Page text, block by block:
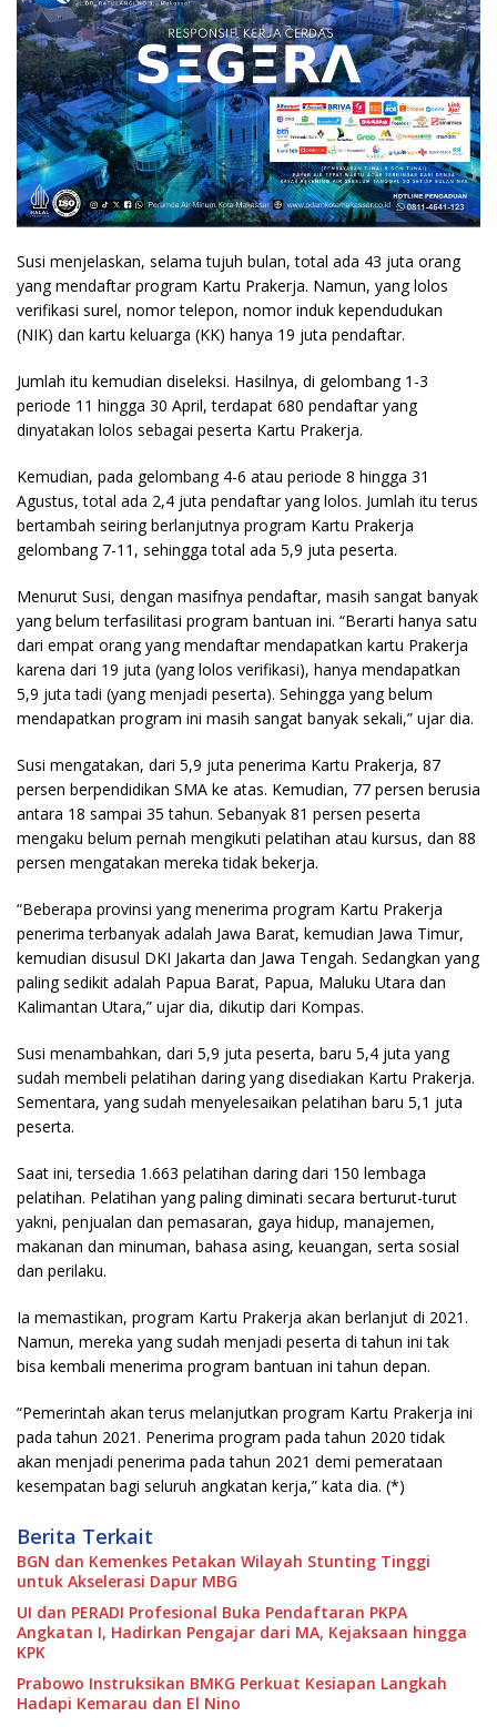
Susi menjelaskan, selama tujuh bulan, total ada 43 juta orang
yang mendaftar program Kartu Prakerja. Namun, yang lolos
verifikasi surel, nomor telepon, nomor induk kependudukan
(NIK) dan kartu keluarga (KK) hanya 19 juta pendaftar.
Jumlah itu kemudian diseleksi. Hasilnya, di gelombang 1-3
periode 11 hingga 30 April, terdapat 680 pendaftar yang
dinyatakan lolos sebagai peserta Kartu Prakerja.
Kemudian, pada gelombang 4-6 atau periode 8 hingga 31
Agustus, total ada 2,4 juta pendaftar yang lolos. Jumlah itu terus
bertambah seiring berlanjutnya program Kartu Prakerja
gelombang 7-11, sehingga total ada 5,9 juta peserta.
Menurut Susi, dengan masifnya pendaftar, masih sangat banyak
yang belum terfasilitasi program bantuan ini. “Berarti hanya satu
dari empat orang yang mendaftar mendapatkan kartu Prakerja
karena dari 19 juta (yang lolos verifikasi), hanya mendapatkan
5,9 juta tadi (yang menjadi peserta). Sehingga yang belum
mendapatkan program ini masih sangat banyak sekali,” ujar dia.
Susi mengatakan, dari 5,9 juta penerima Kartu Prakerja, 87
persen berpendidikan SMA ke atas. Kemudian, 77 persen berusia
antara 18 sampai 35 tahun. Sebanyak 81 persen peserta
mengaku belum pernah mengikuti pelatihan atau kursus, dan 88
persen mengatakan mereka tidak bekerja.
“Beberapa provinsi yang menerima program Kartu Prakerja
penerima terbanyak adalah Jawa Barat, kemudian Jawa Timur,
kemudian disusul DKI Jakarta dan Jawa Tengah. Sedangkan yang
paling sedikit adalah Papua Barat, Papua, Maluku Utara dan
Kalimantan Utara,” ujar dia, dikutip dari Kompas.
Susi menambahkan, dari 5,9 juta peserta, baru 5,4 juta yang
sudah membeli pelatihan daring yang disediakan Kartu Prakerja.
Sementara, yang sudah menyelesaikan pelatihan baru 5,1 juta
peserta.
Saat ini, tersedia 1.663 pelatihan daring dari 150 lembaga
pelatihan. Pelatihan yang paling diminati secara berturut-turut
yakni, penjualan dan pemasaran, gaya hidup, manajemen,
makanan dan minuman, bahasa asing, keuangan, serta sosial
dan perilaku.
Ia memastikan, program Kartu Prakerja akan berlanjut di 2021.
Namun, mereka yang sudah menjadi peserta di tahun ini tak
bisa kembali menerima program bantuan ini tahun depan.
“Pemerintah akan terus melanjutkan program Kartu Prakerja ini
pada tahun 2021. Penerima program pada tahun 2020 tidak
akan menjadi penerima pada tahun 2021 demi pemerataan
kesempatan bagi seluruh angkatan kerja,” kata dia. (*)
Berita Terkait
BGN dan Kemenkes Petakan Wilayah Stunting Tinggi
untuk Akselerasi Dapur MBG
UI dan PERADI Profesional Buka Pendaftaran PKPA
Angkatan I, Hadirkan Pengajar dari MA, Kejaksaan hingga
KPK
Prabowo Instruksikan BMKG Perkuat Kesiapan Langkah
Hadapi Kemarau dan El Nino